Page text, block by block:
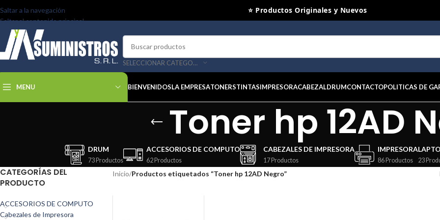
Saltar a la navegación
Saltar al contenido principal
⭐ Productos Originales y Nuevos
SELECCIONAR CATEGORÍA
MENU BIENVENIDOSLA EMPRESATONERSTINTASIMPRESORACABEZALDRUMCONTACTOPOLITICAS DE
Toner hp 12AD
DRUM
73 Productos
ACCESORIOS DE COMPUTO
62 Productos
CABEZALES DE IMPRESORA
17 Productos
IMPRESORA
86 Productos 23
CATEGORÍAS DEL
PRODUCTO
ACCESORIOS DE COMPUTO
Cabezales de Impresora
Inicio/Productos etiquetados “Toner hp 12AD Negro”